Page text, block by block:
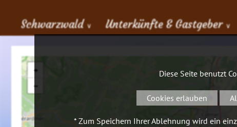
Schwarzwald ∨ Unterkünfte & Gastgeber ∨
+
−
Diese Seite benutzt
Cookies erlauben
* Zum Speichern Ihrer Ablehnung wird ein